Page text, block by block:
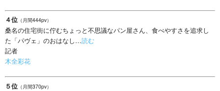
４位 （月間444pv）
桑名の住宅街に佇むちょっと不思議なパン屋さん、食べやすさを追求し
た「パヴェ」のおはなし…読む
記者
木全彩花
５位 （月間370pv）